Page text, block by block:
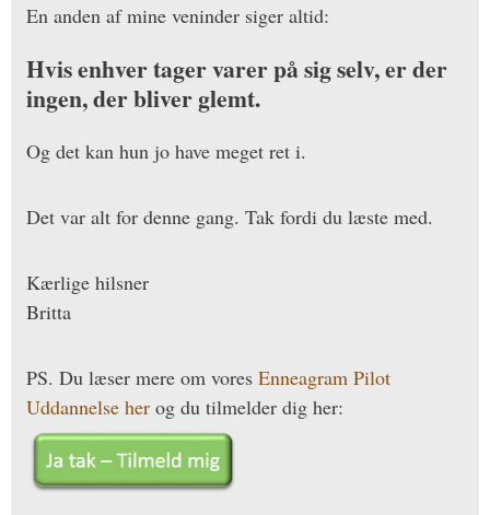
En anden af mine veninder siger altid:
Hvis enhver tager varer på sig selv, er der
ingen, der bliver glemt.
Og det kan hun jo have meget ret i.
Det var alt for denne gang. Tak fordi du læste med.
Kærlige hilsner
Britta
PS. Du læser mere om vores Enneagram Pilot
Uddannelse her og du tilmelder dig her: